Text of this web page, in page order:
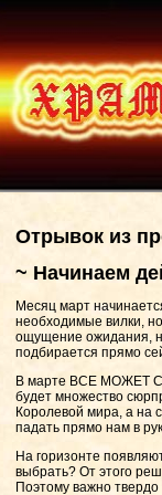
Отрывок из
~ Начинаем
Месяц март
необходимые вилки,
ощущение ожидания,
подбирается прямо
В марте ВСЕ МОЖЕТ
будет множество
Королевой мира, а на
падать прямо нам в
На горизонте
выбрать? От этого
Поэтому важно твердо